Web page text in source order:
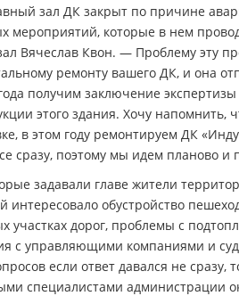
зал ДК закрыт по причине
мероприятий, которые в нем
Вячеслав Квон. — Проблему эту
ремонту вашего ДК, и она
получим заключение экспертизы
этого здания. Хочу
в этом году ремонтируем ДК
сразу, поэтому мы идем планово и
задавали главе жители
обустройство
дорог, проблемы с
с управляющими компаниями и
если ответ давался не сразу,
специалистами администрации